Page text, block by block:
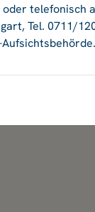
telefonisch
Tel. 0711/